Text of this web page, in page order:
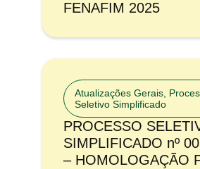
FENAFIM 2025
Atualizações Gerais
Seletivo Simplificado
PROCESSO
SIMPLIFICADO nº
– HOMOLOGAÇÃO